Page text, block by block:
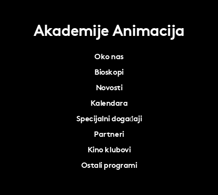
Akademije Animacija
Oko nas
Bioskopi
Novosti
Kalendara
Specijalni događaji
Partneri
Kino klubovi
Ostali programi